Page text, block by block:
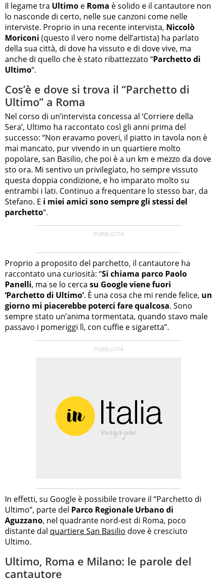
Il legame tra Ultimo e Roma è solido e il cantautore non
lo nasconde di certo, nelle sue canzoni come nelle
interviste. Proprio in una recente intervista, Niccolò
Moriconi (questo il vero nome dell’artista) ha parlato
della sua città, di dove ha vissuto e di dove vive, ma
anche di quello che è stato ribattezzato “Parchetto di
Ultimo“.
Cos’è e dove si trova il “Parchetto di
Ultimo” a Roma
Nel corso di un’intervista concessa al ‘Corriere della
Sera’, Ultimo ha raccontato così gli anni prima del
successo: “Non eravamo poveri, il piatto in tavola non è
mai mancato, pur vivendo in un quartiere molto
popolare, san Basilio, che poi è a un km e mezzo da dove
sto ora. Mi sentivo un privilegiato, ho sempre vissuto
questa doppia condizione, e ho imparato molto su
entrambi i lati. Continuo a frequentare lo stesso bar, da
Stefano. E i miei amici sono sempre gli stessi del
parchetto“.
Proprio a proposito del parchetto, il cantautore ha
raccontato una curiosità: “Si chiama parco Paolo
Panelli, ma se lo cerca su Google viene fuori
‘Parchetto di Ultimo’. È una cosa che mi rende felice, un
giorno mi piacerebbe poterci fare qualcosa. Sono
sempre stato un’anima tormentata, quando stavo male
passavo i pomeriggi lì, con cuffie e sigaretta”.
In effetti, su Google è possibile trovare il “Parchetto di
Ultimo”, parte del Parco Regionale Urbano di
Aguzzano, nel quadrante nord-est di Roma, poco
distante dal quartiere San Basilio dove è cresciuto
Ultimo.
Ultimo, Roma e Milano: le parole del
cantautore